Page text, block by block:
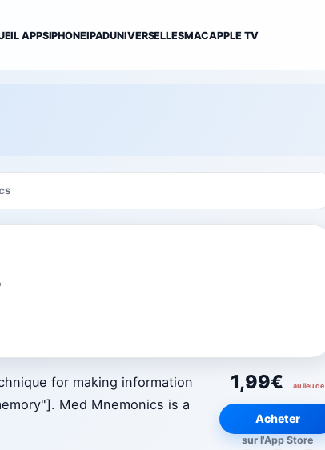
APPSIPHONEIPADUNIVERSELLESMACAPPLE TV
1,99€ au lieu de
Acheter
sur l'App Store
for making information
Med Mnemonics is a